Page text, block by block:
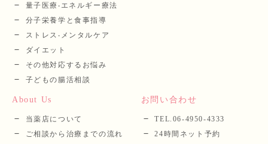
量⼦医療‧エネルギー療法
分⼦栄養学と⾷事指導
ストレス‧メンタルケア
ダイエット
その他対応するお悩み
子どもの腸活相談
About Us
当薬店について
ご相談から治療までの流れ
お問い合わせ
TEL.06-4950-4333
24時間ネット予約